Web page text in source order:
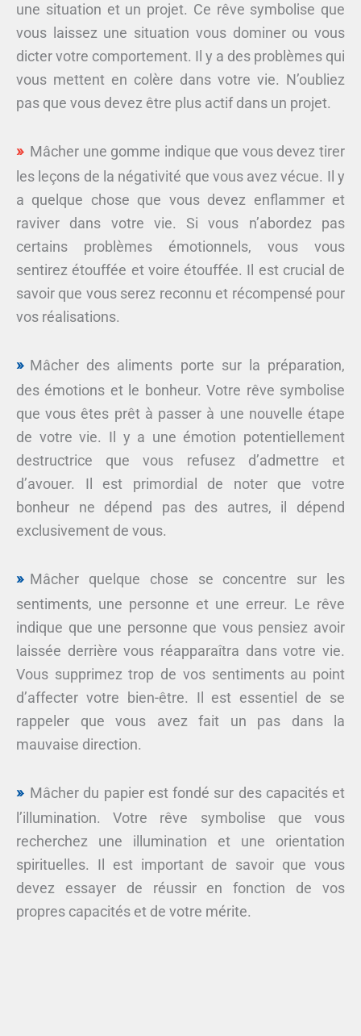
une situation et un projet. Ce rêve symbolise que
vous laissez une situation vous dominer ou vous
dicter votre comportement. Il y a des problèmes qui
vous mettent en colère dans votre vie. N’oubliez
pas que vous devez être plus actif dans un projet.
Mâcher une gomme indique que vous devez tirer
les leçons de la négativité que vous avez vécue. Il y
a quelque chose que vous devez enflammer et
raviver dans votre vie. Si vous n’abordez pas
certains problèmes émotionnels, vous vous
sentirez étouffée et voire étouffée. Il est crucial de
savoir que vous serez reconnu et récompensé pour
vos réalisations.
Mâcher des aliments porte sur la préparation,
des émotions et le bonheur. Votre rêve symbolise
que vous êtes prêt à passer à une nouvelle étape
de votre vie. Il y a une émotion potentiellement
destructrice que vous refusez d’admettre et
d’avouer. Il est primordial de noter que votre
bonheur ne dépend pas des autres, il dépend
exclusivement de vous.
Mâcher quelque chose se concentre sur les
sentiments, une personne et une erreur. Le rêve
indique que une personne que vous pensiez avoir
laissée derrière vous réapparaîtra dans votre vie.
Vous supprimez trop de vos sentiments au point
d’affecter votre bien-être. Il est essentiel de se
rappeler que vous avez fait un pas dans la
mauvaise direction.
Mâcher du papier est fondé sur des capacités et
l’illumination. Votre rêve symbolise que vous
recherchez une illumination et une orientation
spirituelles. Il est important de savoir que vous
devez essayer de réussir en fonction de vos
propres capacités et de votre mérite.